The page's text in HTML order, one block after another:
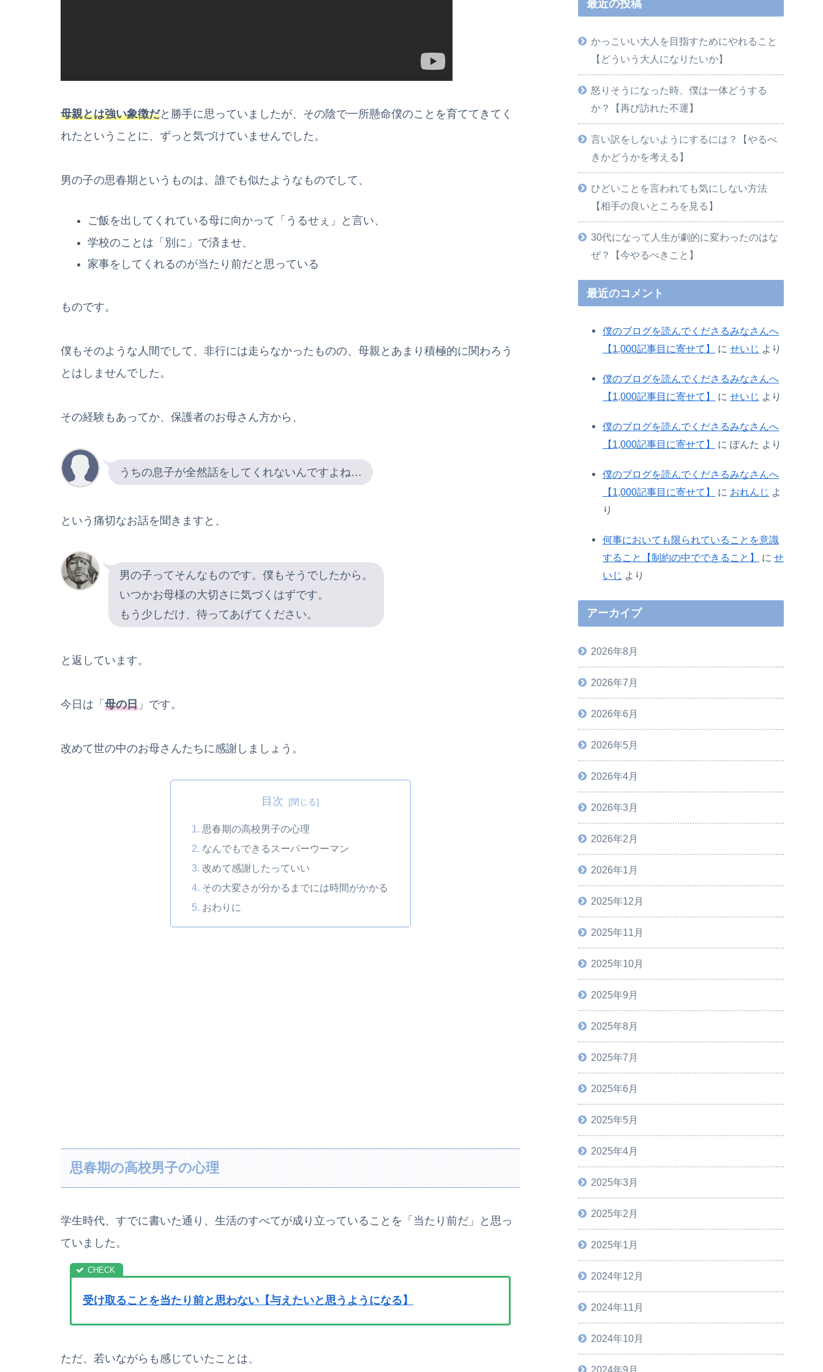
母親とは強い象徴だと勝手に思っていましたが、その陰で一所懸命僕のことを育ててきてく
れたということに、ずっと気づけていませんでした。
男の子の思春期というものは、誰でも似たようなものでして、
ご飯を出してくれている母に向かって「うるせぇ」と言い、
学校のことは「別に」で済ませ、
家事をしてくれるのが当たり前だと思っている
ものです。
僕もそのような人間でして、非行には走らなかったものの、母親とあまり積極的に関わろう
とはしませんでした。
その経験もあってか、保護者のお母さん方から、
うちの息子が全然話をしてくれないんですよね…
という痛切なお話を聞きますと、
男の子ってそんなものです。僕もそうでしたから。
いつかお母様の大切さに気づくはずです。
もう少しだけ、待ってあげてください。
と返しています。
今日は「 母の日 」です。
改めて世の中のお母さんたちに感謝しましょう。
目次
思春期の高校男子の心理
なんでもできるスーパーウーマン
改めて感謝したっていい
その大変さが分かるまでには時間がかかる
おわりに
思春期の高校男子の心理
学生時代、すでに書いた通り、生活のすべてが成り立っていることを「当たり前だ」と思っ
ていました。
受け取ることを当たり前と思わない【与えたいと思うようになる】
ただ、若いながらも感じていたことは、
最近の投稿
かっこいい大人を目指すためにやれること
【どういう大人になりたいか】
怒りそうになった時、僕は一体どうする
か？【再び訪れた不運】
言い訳をしないようにするには？【やるべ
きかどうかを考える】
ひどいことを言われても気にしない方法
【相手の良いところを見る】
30代になって人生が劇的に変わったのはな
ぜ？【今やるべきこと】
最近のコメント
僕のブログを読んでくださるみなさんへ
【1,000記事目に寄せて】
に せいじ より
僕のブログを読んでくださるみなさんへ
【1,000記事目に寄せて】
に せいじ より
僕のブログを読んでくださるみなさんへ
【1,000記事目に寄せて】
に ぽんた より
僕のブログを読んでくださるみなさんへ
【1,000記事目に寄せて】
に おれんじ よ
り
何事においても限られていることを意識
すること【制約の中でできること】
に せ
いじ より
アーカイブ
2026年8月
2026年7月
2026年6月
2026年5月
2026年4月
2026年3月
2026年2月
2026年1月
2025年12月
2025年11月
2025年10月
2025年9月
2025年8月
2025年7月
2025年6月
2025年5月
2025年4月
2025年3月
2025年2月
2025年1月
2024年12月
2024年11月
2024年10月
2024年9月